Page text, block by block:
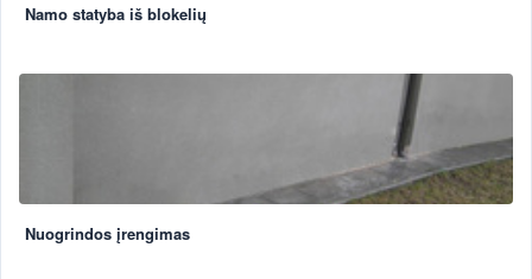
Namo statyba iš blokelių
Nuogrindos įrengimas